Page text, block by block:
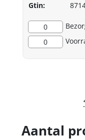
Gtin:
0
0
Aantal